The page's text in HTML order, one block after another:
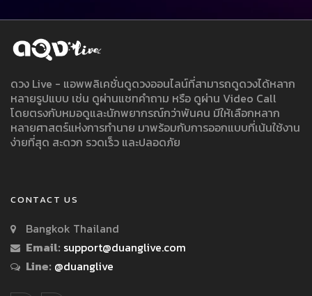
ดวง Live - แอพพลิเคชั่นดูดวงออนไลน์ที่สามารถดูดวงได้หลาก
หลายรูปแบบ เช่น ดูผ่านแชทคำถาม หรือ ดูผ่าน Video Call
โดยตรงกับหมอดูและนักพยากรณ์กว่าพันคน มีให้เลือกหลาก
หลายศาสตร์แห่งการทำนาย มาพร้อมกับการออกแบบที่เน้นใช้งาน
ง่ายที่สุด สะดวก รวดเร็ว และปลอดภัย
CONTACT US
Bangkok Thailand
Email: support@duanglive.com
Line: @duanglive